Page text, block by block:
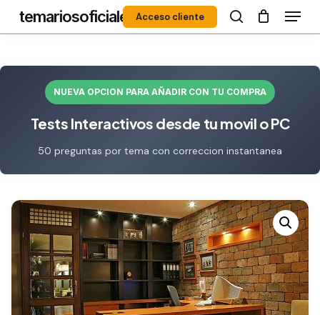
content
temariosoficiales
Acceso cliente
search
Menú
NUEVA OPCION PARA AÑADIR CON TU COMPRA
Tests Interactivos desde tu movil o PC
50 preguntas por tema con correccion instantanea